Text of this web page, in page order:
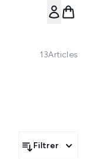
13Articles
Filtrer